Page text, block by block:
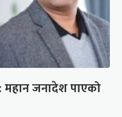
जनादेश पाएको